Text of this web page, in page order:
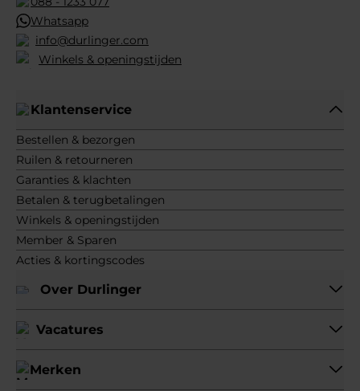
Whatsapp
info@durlinger.com
Winkels & openingstijden
Klantenservice
Bestellen & bezorgen
Ruilen & retourneren
Garanties & klachten
Betalen & terugbetalingen
Winkels & openingstijden
Member & Sparen
Acties & kortingscodes
Over Durlinger
Vacatures
Merken